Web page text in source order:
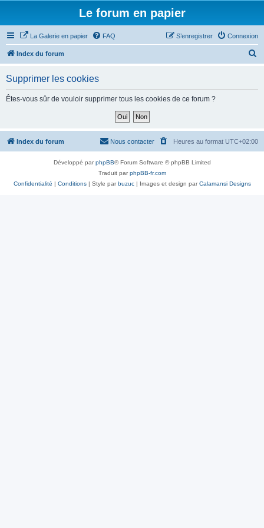
Le forum en papier
La Galerie en papier FAQ Connexion
S’enregistrer
Index du forum
h
Supprimer les cookies
Êtes-vous sûr de vouloir supprimer tous les cookies de ce forum ?
Index du forum Heures au format UTC+02:00
Nous contacter
Développé parphpBB® Forum Software © phpBB Limited
Traduit parphpBB-fr.com
Confidentialité | Conditions| Style parbuzuc| Images et design parCalamansi Designs